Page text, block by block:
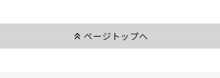
keyboard_double_arrow_up ページトップへ